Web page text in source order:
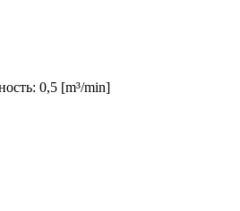
0,5 [m³/min]